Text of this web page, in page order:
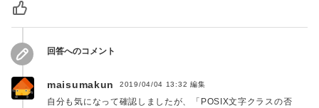
回答へのコメント
maisumakun 2019/04/04 13:32 編集
自分も気になって確認しましたが、「POSIX文字クラスの否